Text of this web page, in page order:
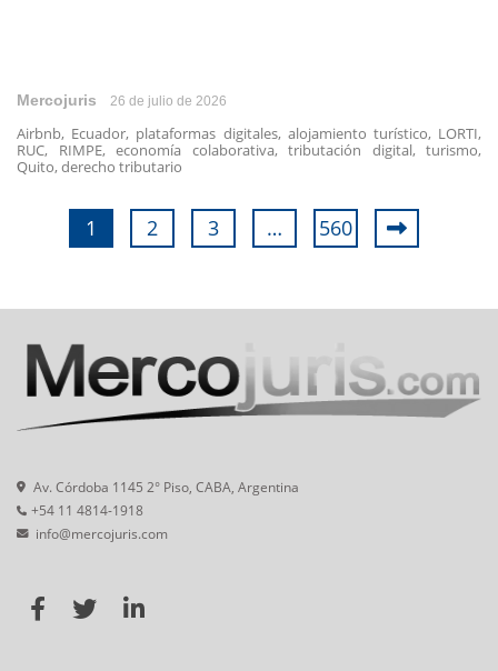
Mercojuris 26 de julio de 2026
Airbnb, Ecuador, plataformas digitales, alojamiento turístico, LORTI,
RUC, RIMPE, economía colaborativa, tributación digital, turismo,
Quito, derecho tributario
1 2 3 … 560
Av. Córdoba 1145 2° Piso, CABA, Argentina
+54 11 4814-1918
info@mercojuris.com